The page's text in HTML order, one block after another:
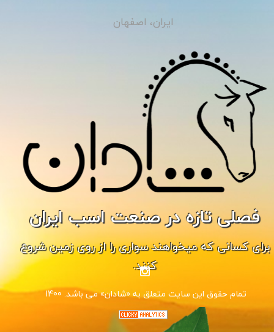
فصلی تازه در صنعت اسب ایران
برای کسانی که میخواهند سواری را از روی زمین شروع
کنند.
1400 .تمام حقوق این سایت متعلق به «شادان» می باشد
ایران، اصفهان